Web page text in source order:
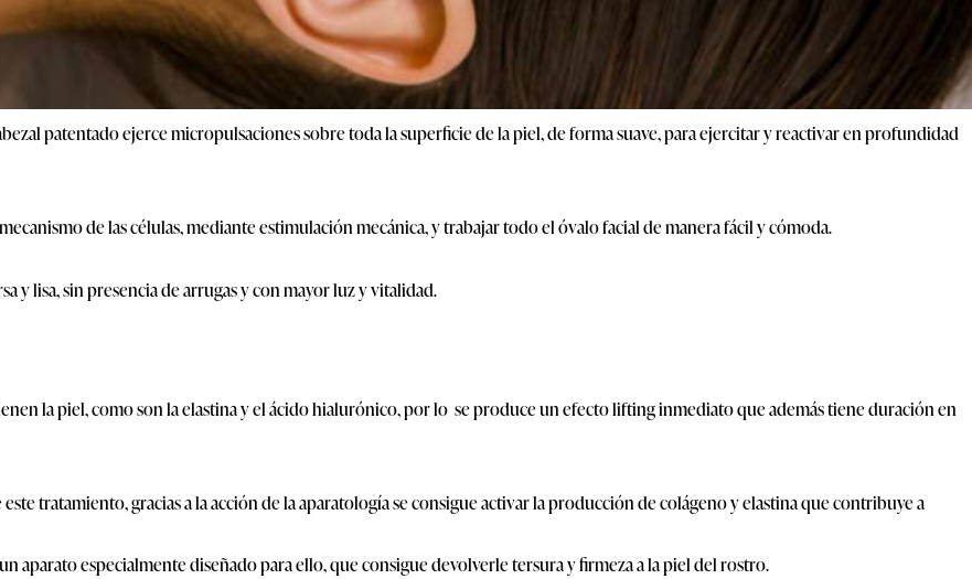
patentado ejerce micropulsaciones sobre toda la superficie de la piel, de forma suave, para ejercitar y reactivar en profundidad
de las células, mediante estimulación mecánica, y trabajar todo el óvalo facial de manera fácil y cómoda.
y lisa, sin presencia de arrugas y con mayor luz y vitalidad.
la piel, como son la elastina y el ácido hialurónico, por lo se produce un efecto lifting inmediato que además tiene duración en
tratamiento, gracias a la acción de la aparatología se consigue activar la producción de colágeno y elastina que contribuye a
aparato especialmente diseñado para ello, que consigue devolverle tersura y firmeza a la piel del rostro.